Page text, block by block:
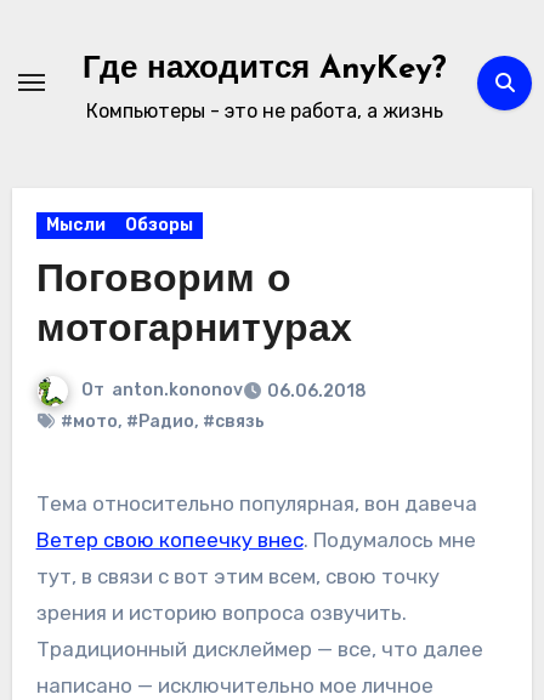
содержимомуГде находится AnyKey?
Компьютеры - это не работа, а жизнь
Мысли Обзоры
Поговорим о
мотогарнитурах
От anton.kononov
06.06.2018
#мото, #Радио, #связь
Тема относительно популярная, вон давеча
Ветер свою копеечку внес. Подумалось мне
тут, в связи с вот этим всем, свою точку
зрения и историю вопроса озвучить.
Традиционный дисклеймер — все, что далее
написано — исключительно мое личное